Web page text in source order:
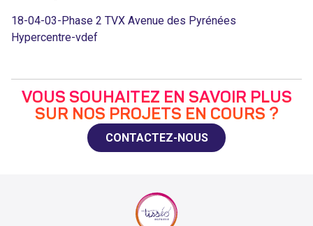
18-04-03-Phase 2 TVX Avenue des Pyrénées
Hypercentre-vdef
VOUS SOUHAITEZ EN SAVOIR PLUS
SUR NOS PROJETS EN COURS ?
CONTACTEZ-NOUS